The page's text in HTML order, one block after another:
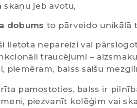
skaņu jeb avotu,
dobums to pārveido unikālā
lietota nepareizi vai
traucējumi –
piemēram, balss saišu
pamostoties, balss ir
piezvanīt kolēģim vai